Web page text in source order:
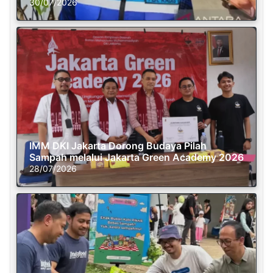
IMM DKI Jakarta Dorong Budaya Pilah
Sampah melalui Jakarta Green Academy 2026
28/07/2026